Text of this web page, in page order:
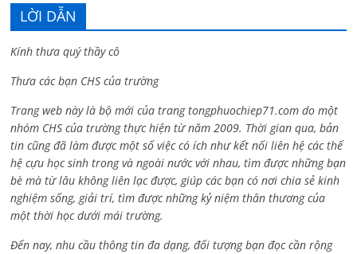
LỜI DẪN
Kính thưa quý thầy cô
Thưa các bạn CHS của trường
Trang web này là bộ mới của trang tongphuochiep71.com do một
nhóm CHS của trường thực hiện từ năm 2009. Thời gian qua, bản
tin cũng đã làm được một số việc có ích như kết nối liên hệ các thế
hệ cựu học sinh trong và ngoài nước với nhau, tìm được những bạn
bè mà từ lâu không liên lạc được, giúp các bạn có nơi chia sẻ kinh
nghiệm sống, giải trí, tìm được những kỷ niệm thân thương của
một thời học dưới mái trường.
Đến nay, nhu cầu thông tin đa dạng, đối tượng bạn đọc cần rộng